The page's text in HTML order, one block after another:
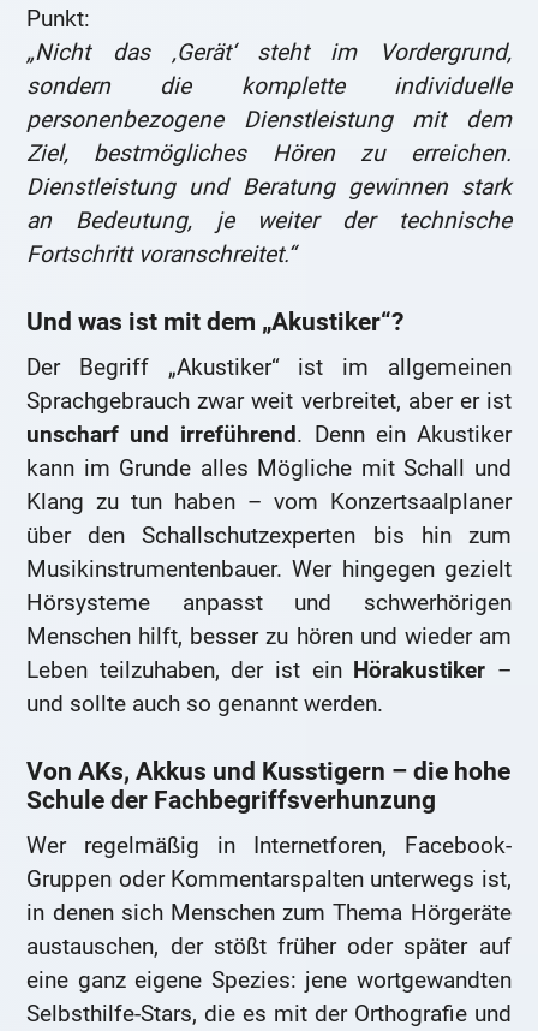
Punkt:
„Nicht das ‚Gerät‘ steht im Vordergrund,
sondern die komplette individuelle
personenbezogene Dienstleistung mit dem
Ziel, bestmögliches Hören zu erreichen.
Dienstleistung und Beratung gewinnen stark
an Bedeutung, je weiter der technische
Fortschritt voranschreitet.“
Und was ist mit dem „Akustiker“?
Der Begriff „Akustiker“ ist im allgemeinen
Sprachgebrauch zwar weit verbreitet, aber er ist
unscharf und irreführend. Denn ein Akustiker
kann im Grunde alles Mögliche mit Schall und
Klang zu tun haben – vom Konzertsaalplaner
über den Schallschutzexperten bis hin zum
Musikinstrumentenbauer. Wer hingegen gezielt
Hörsysteme anpasst und schwerhörigen
Menschen hilft, besser zu hören und wieder am
Leben teilzuhaben, der ist ein Hörakustiker –
und sollte auch so genannt werden.
Von AKs, Akkus und Kusstigern – die hohe
Schule der Fachbegriffsverhunzung
Wer regelmäßig in Internetforen, Facebook-
Gruppen oder Kommentarspalten unterwegs ist,
in denen sich Menschen zum Thema Hörgeräte
austauschen, der stößt früher oder später auf
eine ganz eigene Spezies: jene wortgewandten
Selbsthilfe-Stars, die es mit der Orthografie und